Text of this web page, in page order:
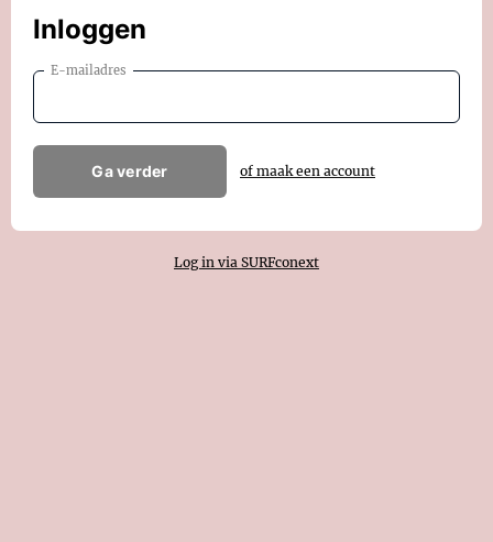
Inloggen
E-mailadres
Ga verder of maak een account
Log in via SURFconext